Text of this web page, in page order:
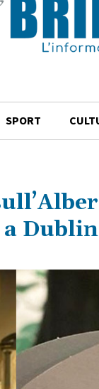
SPORT